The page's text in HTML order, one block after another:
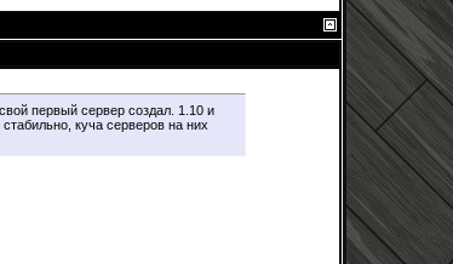
первый сервер создал. 1.10 и
куча серверов на них